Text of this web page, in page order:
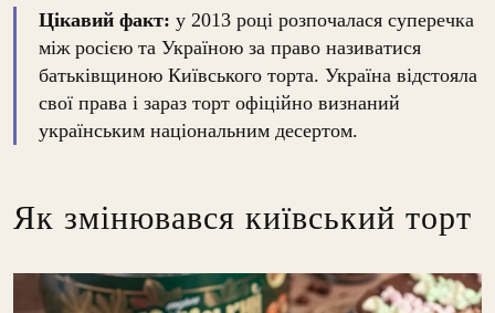
Цікавий факт: у 2013 році розпочалася суперечка
між росією та Україною за право називатися
батьківщиною Київського торта. Україна відстояла
свої права і зараз торт офіційно визнаний
українським національним десертом.
Як змінювався київський торт